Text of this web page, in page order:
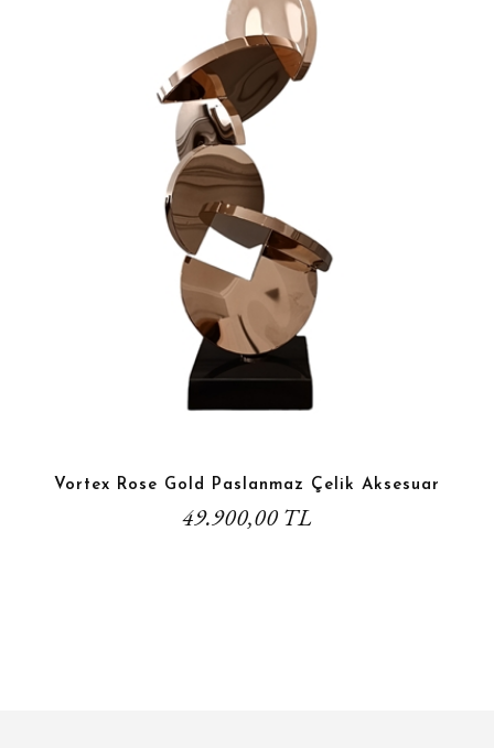
Vortex Rose Gold Paslanmaz Çelik Aksesuar
49.900,00 TL